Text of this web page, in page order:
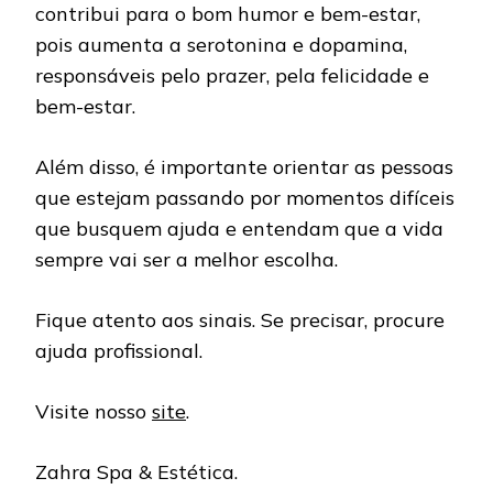
contribui para o bom humor e bem-estar,
pois aumenta a serotonina e dopamina,
responsáveis pelo prazer, pela felicidade e
bem-estar.
Além disso, é importante orientar as pessoas
que estejam passando por momentos difíceis
que busquem ajuda e entendam que a vida
sempre vai ser a melhor escolha.
Fique atento aos sinais. Se precisar, procure
ajuda profissional.
Visite nosso site.
Zahra Spa & Estética.